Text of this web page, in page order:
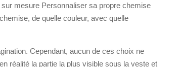
mesure Personnaliser sa propre chemise
de quelle couleur, avec quelle
Cependant, aucun de ces choix ne
réalité la partie la plus visible sous la veste et